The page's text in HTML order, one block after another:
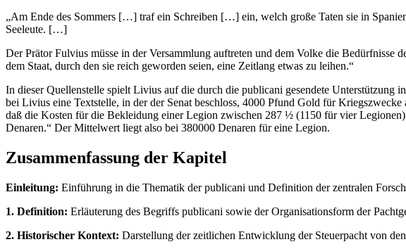
„Am Ende des Sommers […] traf ein Schreiben […] ein, welch große Taten sie in
Seeleute. […]
Der Prätor Fulvius müsse in der Versammlung auftreten und dem Volke die Bedürfnisse
dem Staat, durch den sie reich geworden seien, eine Zeitlang etwas zu leihen.“
In dieser Quellenstelle spielt Livius auf die durch die publicani gesendete
bei Livius eine Textstelle, in der der Senat beschloss, 4000 Pfund Gold für
daß die Kosten für die Bekleidung einer Legion zwischen 287 ½ (1150 für vier
Denaren.“ Der Mittelwert liegt also bei 380000 Denaren für eine Legion.
Zusammenfassung der Kapitel
Einleitung: Einführung in die Thematik der publicani und Definition der zentralen
1. Definition: Erläuterung des Begriffs publicani sowie der Organisationsform der
2. Historischer Kontext: Darstellung der zeitlichen Entwicklung der Steuerpacht von